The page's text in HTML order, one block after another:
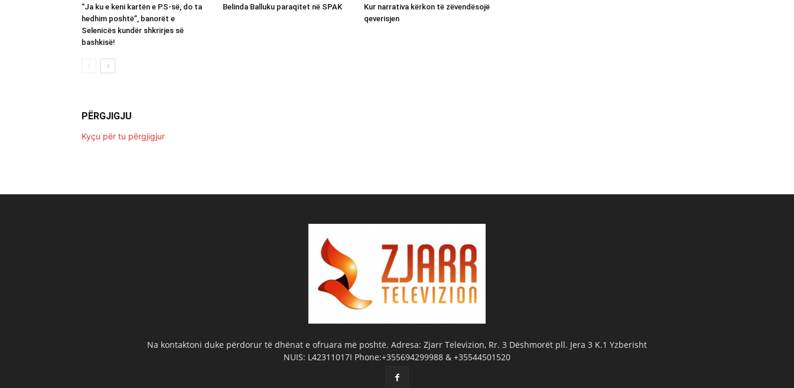
“Ja ku e keni kartën e PS-së, do ta
hedhim poshtë”, banorët e
Selenicës kundër shkrirjes së
bashkisë!
Belinda Balluku paraqitet në SPAK
Kur narrativa kërkon të zëvendësojë
qeverisjen
PËRGJIGJU
Kyçu për tu përgjigjur
Na kontaktoni duke përdorur të dhënat e ofruara më poshtë. Adresa: Zjarr Televizion, Rr. 3 Dëshmorët pll. Jera 3 K.1 Yzberisht
NUIS: L42311017I Phone:+355694299988 & +35544501520